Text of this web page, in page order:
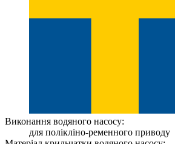
Виконання водяного насосу:
для полікліно-ременного приводу